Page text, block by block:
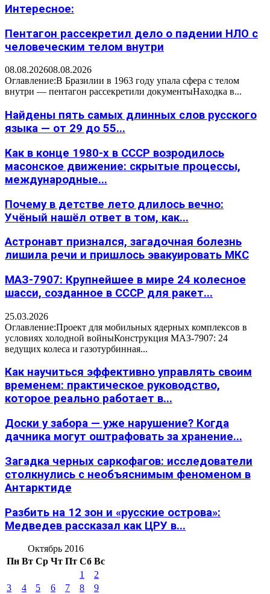
Интересное:
Пентагон рассекретил дело о падении НЛО с
человеческим телом внутри
08.08.202608.08.2026
Оглавление:В Бразилии в 1963 году упала сфера с телом
внутри — пентагон рассекретили документыНаходка в...
Найдены пять самых длинных слов русского
языка — от 29 до 55...
Как в конце 1980-х в СССР возродилось
масонское движение: скрытые процессы,
международные...
Почему в детстве лето длилось вечно:
Учёный нашёл ответ в том, как...
Астронавт признался, загадочная болезнь
лишила речи и пришлось эвакуировать МКС
МАЗ-7907: Крупнейшее в мире 24 колесное
шасси, созданное в СССР для ракет...
25.03.2026
Оглавление:Проект для мобильных ядерных комплексов в
условиях холодной войныКонструкция МАЗ-7907: 24
ведущих колеса и газотурбинная...
Как научиться эффективно управлять своим
временем: практическое руководство,
которое реально работает в...
Доски у забора — уже нарушение? Когда
дачника могут оштрафовать за хранение...
Загадка черных саркофагов: исследователи
столкнулись с необъяснимым феноменом в
Антарктиде
Разбить на 12 зон и «русские острова»:
Медведев рассказал как ЦРУ в...
Октябрь 2016
Пн Вт Ср Чт Пт Сб Вс
1
2
3
4 5 6 7 8
9